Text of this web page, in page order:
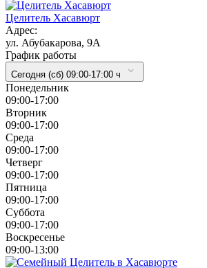
Целитель Хасавюрт
Адрес:
ул. Абубакарова, 9А
График работы
Сегодня (сб) 09:00-17:00 ч
Понедельник
09:00-17:00
Вторник
09:00-17:00
Cреда
09:00-17:00
Четверг
09:00-17:00
Пятница
09:00-17:00
Суббота
09:00-17:00
Воскресенье
09:00-13:00